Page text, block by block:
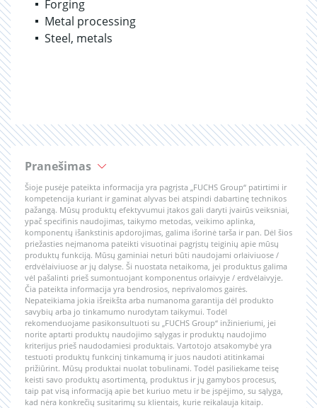
Forging
Metal processing
Steel, metals
Pranešimas
Šioje pusėje pateikta informacija yra pagrįsta „FUCHS Group“ patirtimi ir
kompetencija kuriant ir gaminat alyvas bei atspindi dabartinę technikos
pažangą. Mūsų produktų efektyvumui įtakos gali daryti įvairūs veiksniai,
ypač specifinis naudojimas, taikymo metodas, veikimo aplinka,
komponentų išankstinis apdorojimas, galima išorinė tarša ir pan. Dėl šios
priežasties neįmanoma pateikti visuotinai pagrįstų teiginių apie mūsų
produktų funkciją. Mūsų gaminiai neturi būti naudojami orlaiviuose /
erdvėlaiviuose ar jų dalyse. Ši nuostata netaikoma, jei produktus galima
vėl pašalinti prieš sumontuojant komponentus orlaivyje / erdvėlaivyje.
Čia pateikta informacija yra bendrosios, neprivalomos gairės.
Nepateikiama jokia išreikšta arba numanoma garantija dėl produkto
savybių arba jo tinkamumo nurodytam taikymui. Todėl
rekomenduojame pasikonsultuoti su „FUCHS Group“ inžinieriumi, jei
norite aptarti produktų naudojimo sąlygas ir produktų naudojimo
kriterijus prieš naudodamiesi produktais. Vartotojo atsakomybė yra
testuoti produktų funkcinį tinkamumą ir juos naudoti atitinkamai
prižiūrint. Mūsų produktai nuolat tobulinami. Todėl pasiliekame teisę
keisti savo produktų asortimentą, produktus ir jų gamybos procesus,
taip pat visą informaciją apie bet kuriuo metu ir be įspėjimo, su sąlyga,
kad nėra konkrečių susitarimų su klientais, kurie reikalauja kitaip.